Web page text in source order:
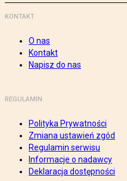
KONTAKT
O nas
Kontakt
Napisz do nas
REGULAMIN
Polityka Prywatności
Zmiana ustawień zgód
Regulamin serwisu
Informacje o nadawcy
Deklaracja dostępności